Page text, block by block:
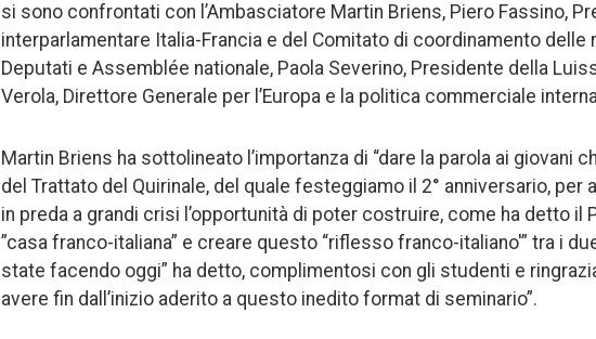
si sono confrontati con l’Ambasciatore Martin Briens, Piero Fassino,
interparlamentare Italia-Francia e del Comitato di coordinamento delle
Deputati e Assemblée nationale, Paola Severino, Presidente della
Verola, Direttore Generale per l’Europa e la politica commerciale
Martin Briens ha sottolineato l’importanza di “dare la parola ai giovani
del Trattato del Quirinale, del quale festeggiamo il 2° anniversario, per
in preda a grandi crisi l’opportunità di poter costruire, come ha detto il
”casa franco-italiana” e creare questo “riflesso franco-italiano'” tra i
state facendo oggi” ha detto, complimentosi con gli studenti e
avere fin dall’inizio aderito a questo inedito format di seminario”.